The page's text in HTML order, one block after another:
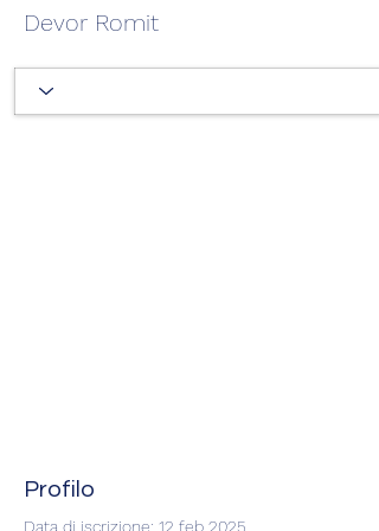
Devor Romit
Profilo
Data di iscrizione: 12 feb 2025